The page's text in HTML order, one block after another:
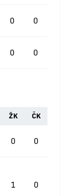
0 0
0 0
ŽK ČK
0 0
1 0